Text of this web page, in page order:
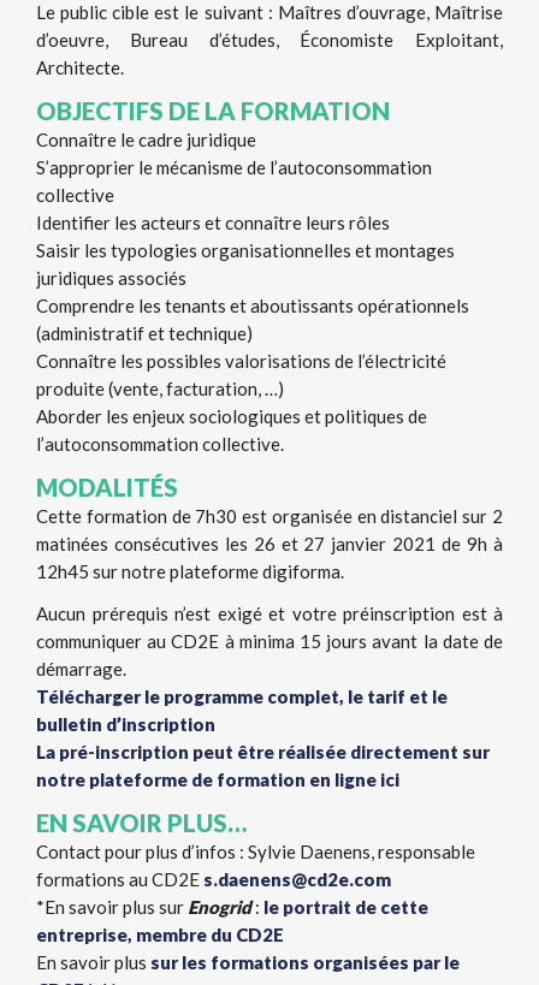
Le public cible est le suivant : Maîtres d’ouvrage, Maîtrise
d’oeuvre, Bureau d’études, Économiste Exploitant,
Architecte.
OBJECTIFS DE LA FORMATION
Connaître le cadre juridique
S’approprier le mécanisme de l’autoconsommation
collective
Identifier les acteurs et connaître leurs rôles
Saisir les typologies organisationnelles et montages
juridiques associés
Comprendre les tenants et aboutissants opérationnels
(administratif et technique)
Connaître les possibles valorisations de l’électricité
produite (vente, facturation, …)
Aborder les enjeux sociologiques et politiques de
l’autoconsommation collective.
MODALITÉS
Cette formation de 7h30 est organisée en distanciel sur 2
matinées consécutives les 26 et 27 janvier 2021 de 9h à
12h45 sur notre plateforme digiforma.
Aucun prérequis n’est exigé et votre préinscription est à
communiquer au CD2E à minima 15 jours avant la date de
démarrage.
Télécharger le programme complet, le tarif et le
bulletin d’inscription
La pré-inscription peut être réalisée directement sur
notre plateforme de formation en ligne ici
EN SAVOIR PLUS…
Contact pour plus d’infos : Sylvie Daenens, responsable
formations au CD2E s.daenens@cd2e.com
*En savoir plus sur Enogrid: le portrait de cette
entreprise, membre du CD2E
En savoir plus sur les formations organisées par le